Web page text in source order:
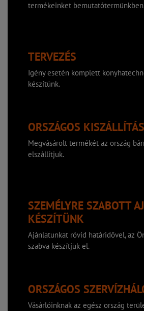
termékeinket
TERVEZÉS
Igény esetén komplett
készítünk.
ORSZÁGOS KISZÁLLÍTÁS
Megvásárolt termékét az ország
elszállítjuk.
SZEMÉLYRE SZABOTT
KÉSZÍTÜNK
Ajánlatunkat rövid határidővel, az
szabva készítjük el.
ORSZÁGOS
Vásárlóinknak az egész ország